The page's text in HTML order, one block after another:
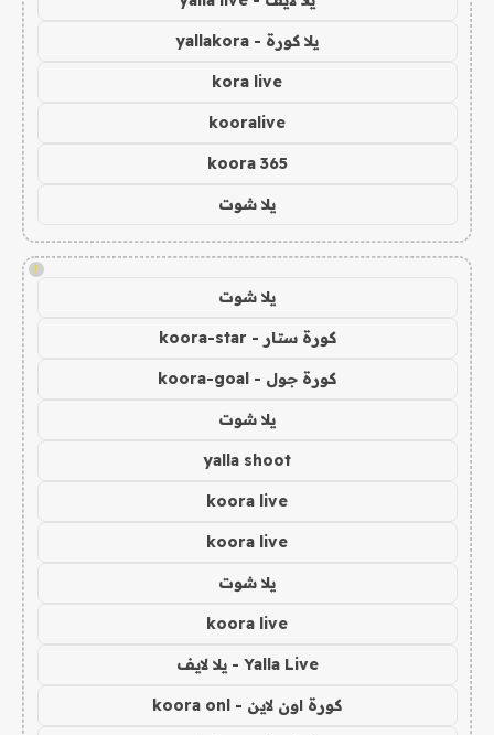
يلا كورة - yallakora
kora live
kooralive
koora 365
يلا شوت
!
يلا شوت
كورة ستار - koora-star
كورة جول - koora-goal
يلا شوت
yalla shoot
koora live
koora live
يلا شوت
koora live
Yalla Live - يلا لايف
كورة اون لاين - koora onl